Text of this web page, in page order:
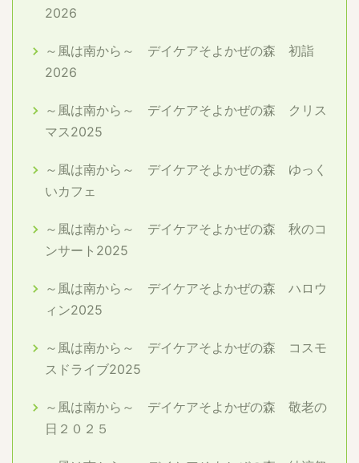
2026
～風は南から～ デイケアそよかぜの森 初詣
2026
～風は南から～ デイケアそよかぜの森 クリス
マス2025
～風は南から～ デイケアそよかぜの森 ゆっく
いカフェ
～風は南から～ デイケアそよかぜの森 秋のコ
ンサート2025
～風は南から～ デイケアそよかぜの森 ハロウ
ィン2025
～風は南から～ デイケアそよかぜの森 コスモ
スドライブ2025
～風は南から～ デイケアそよかぜの森 敬老の
日２０２５